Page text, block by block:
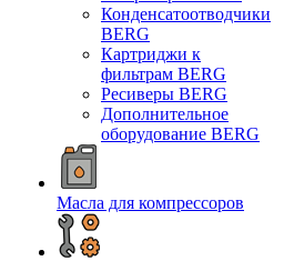
Конденсатоотводчики
BERG
Картриджи к
фильтрам BERG
Ресиверы BERG
Дополнительное
оборудование BERG
Масла для компрессоров